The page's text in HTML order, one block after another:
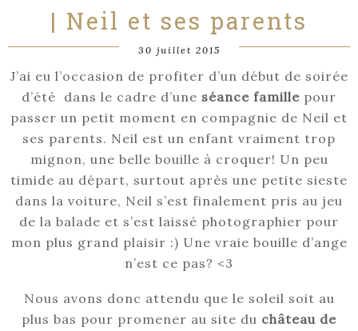
| Neil et ses parents
30 juillet 2015
J’ai eu l’occasion de profiter d’un début de soirée
d’été dans le cadre d’une séance famille pour
passer un petit moment en compagnie de Neil et
ses parents. Neil est un enfant vraiment trop
mignon, une belle bouille à croquer! Un peu
timide au départ, surtout après une petite sieste
dans la voiture, Neil s’est finalement pris au jeu
de la balade et s’est laissé photographier pour
mon plus grand plaisir :) Une vraie bouille d’ange
n’est ce pas? <3
Nous avons donc attendu que le soleil soit au
plus bas pour promener au site du château de